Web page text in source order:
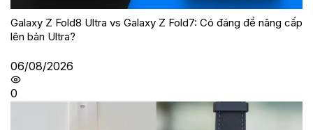
Galaxy Z Fold8 Ultra vs Galaxy Z Fold7: Có đáng để nâng cấp
lên bản Ultra?
06/08/2026
0